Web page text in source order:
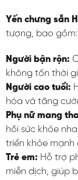
Yến chưng sẵn
tượng, bao gồm:
Người bận rộn:
không tốn thời
Người cao tuổi:
hóa và tăng
Phụ nữ mang
hồi sức khỏe
triển khỏe mạnh
Trẻ em: Hỗ trợ
miễn dịch, giúp